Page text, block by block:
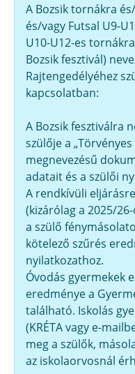
A Bozsik tornákra
és/vagy Futsal U9-
U10-U12-es
Bozsik fesztivál)
Rajtengedélyéhez
kapcsolatban:
A Bozsik fesztiválra
szülője a
megnevezésű
adatait és a szülői
A rendkívüli
(kizárólag a 2025/
a szülő
kötelező szűrés
nyilatkozathoz.
Óvodás gyermekek
eredménye a
található. Iskolás
(KRÉTA vagy e-
meg a szülők,
az iskolaorvosnál